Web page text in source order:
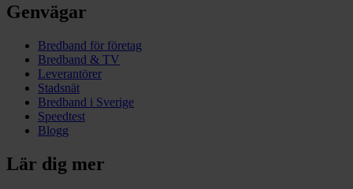
Genvägar
Bredband för företag
Bredband & TV
Leverantörer
Stadsnät
Bredband i Sverige
Speedtest
Blogg
Lär dig mer